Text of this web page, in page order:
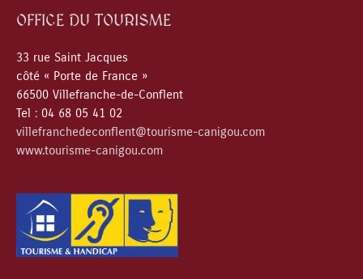
OFFICE DU TOURISME
33 rue Saint Jacques
côté « Porte de France »
66500 Villefranche-de-Conflent
Tel : 04 68 05 41 02
villefranchedeconflent@tourisme-canigou.com
www.tourisme-canigou.com